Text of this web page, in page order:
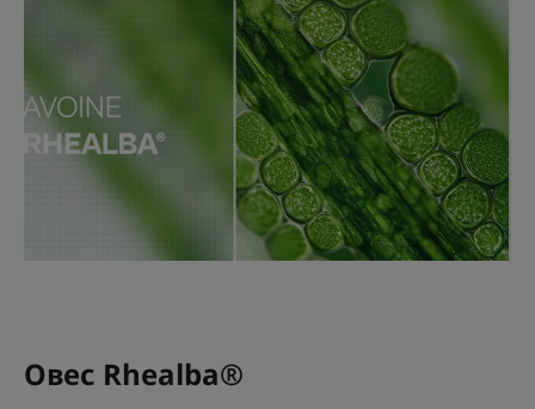
• СЪХРАНЯВА: клетъчна ДНК срещу UVA лъчите,
благодарение на Barriestolide® с антиоксидантни
свойства, които подобряват клетъчната
детоксикация***
Веган информация: без съставки с животински
произход.
Овес Rhealba®